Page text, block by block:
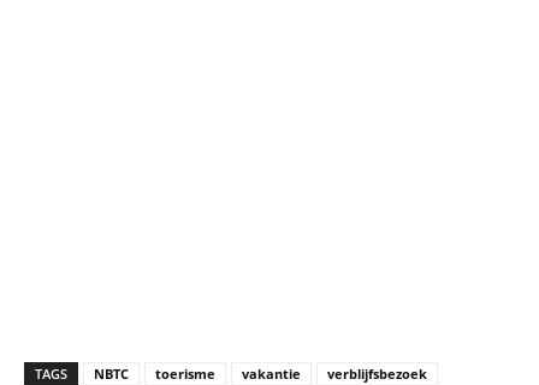
TAGS NBTC toerisme vakantie verblijfsbezoek